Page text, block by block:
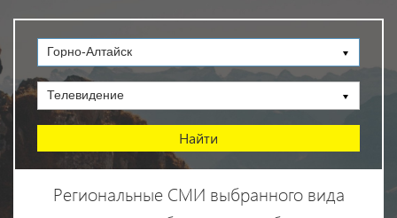
Горно-Алтайск
Телевидение
Региональные СМИ выбранного вида